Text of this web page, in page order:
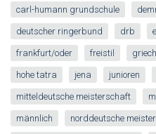
carl-humann grundschule
deutscher ringerbund drb
frankfurt/oder freistil
hohe tatra jena junioren
mitteldeutsche meisterschaft
männlich norddeutsche